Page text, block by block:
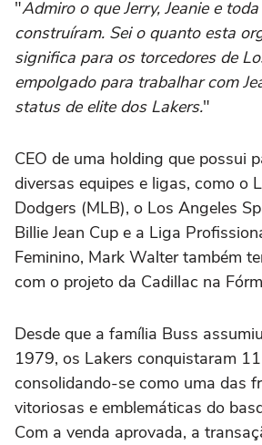
"Admiro o que Jerry, Jeanie e
construíram. Sei o quanto esta
significa para os torcedores de
empolgado para trabalhar com
status de elite dos Lakers."
CEO de uma holding que possui
diversas equipes e ligas, como o
Dodgers (MLB), o Los Angeles
Billie Jean Cup e a Liga
Feminino, Mark Walter também
com o projeto da Cadillac na
Desde que a família Buss
1979, os Lakers conquistaram
consolidando-se como uma das
vitoriosas e emblemáticas do
Com a venda aprovada, a